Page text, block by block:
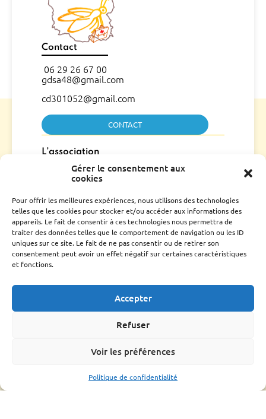
Gérer le consentement aux
cookies
Pour offrir les meilleures expériences, nous utilisons des technologies
telles que les cookies pour stocker et/ou accéder aux informations des
appareils. Le fait de consentir à ces technologies nous permettra de
traiter des données telles que le comportement de navigation ou les ID
uniques sur ce site. Le fait de ne pas consentir ou de retirer son
consentement peut avoir un effet négatif sur certaines caractéristiques
et fonctions.
Accepter
Refuser
Voir les préférences
Politique de confidentialité
Contact
06 29 26 67 00
gdsa48@gmail.com
cd301052@gmail.com
CONTACT
L’association
Qui sommes nous ?
Conseil d’administration
Le rucher école
Parrainage
Adhérer
Techniciens Sanitaires Apicoles
Santé de l’abeille
FRGDS Occitanie Section Apicole
Fiches sanitaires fnosad